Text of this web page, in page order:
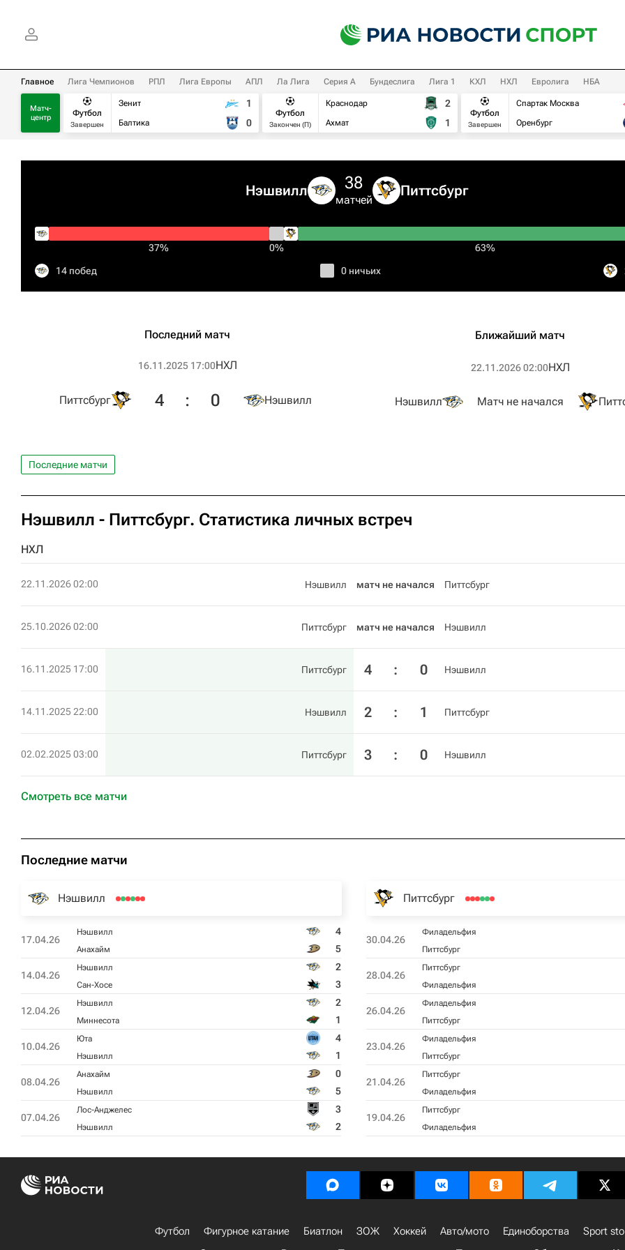
Главное Лига Чемпионов РПЛ Лига Европы АПЛ Ла Лига Серия А Бундеслига Лига 1 КХЛ НХЛ Евролига НБА
Матч-
центр
Футбол
Завершен
Зенит
Балтика
1
0
Футбол
Закончен (П)
Краснодар
Ахмат
2
1
Футбол
Завершен
Спартак Москва
Оренбург
Нэшвилл 38
матчей
Питтсбург
37% 0% 63%
14 побед 0 ничьих
Последний матч
16.11.2025 17:00НХЛ
Питтсбург 4 : 0 Нэшвилл
Ближайший матч
22.11.2026 02:00НХЛ
Нэшвилл Матч не начался
Последние матчи
Нэшвилл - Питтсбург. Статистика личных встреч
НХЛ
22.11.2026 02:00 Нэшвилл матч не начался Питтсбург
25.10.2026 02:00 Питтсбург матч не начался Нэшвилл
16.11.2025 17:00 Питтсбург 4 : 0 Нэшвилл
14.11.2025 22:00 Нэшвилл 2 : 1 Питтсбург
02.02.2025 03:00 Питтсбург 3 : 0 Нэшвилл
Смотреть все матчи
Последние матчи
Нэшвилл
17.04.26
Нэшвилл 4
Анахайм 5
14.04.26
Нэшвилл 2
Сан-Хосе 3
12.04.26
Нэшвилл 2
Миннесота 1
10.04.26
Юта 4
Нэшвилл 1
08.04.26
Анахайм 0
Нэшвилл 5
07.04.26
Лос-Анджелес 3
Нэшвилл 2
Питтсбург
30.04.26
Филадельфия
Питтсбург
28.04.26
Питтсбург
Филадельфия
26.04.26
Филадельфия
Питтсбург
23.04.26
Филадельфия
Питтсбург
21.04.26
Питтсбург
Филадельфия
19.04.26
Питтсбург
Филадельфия
Футбол Фигурное катание Биатлон ЗОЖ Хоккей Авто/мото Единоборства
Sport